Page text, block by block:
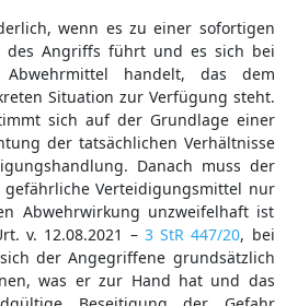
wenn es zu einer sofortigen
des Angriffs führt und es sich bei
handelt, das dem
Situation zur Verfügung steht.
sich auf der Grundlage einer
der tatsächlichen Verhältnisse
Danach muss der
Verteidigungsmittel nur
Abwehrwirkung unzweifelhaft ist
v. 12.08.2021 – 3 StR 447/20, bei
der Angegriffene grundsätzlich
was er zur Hand hat und das